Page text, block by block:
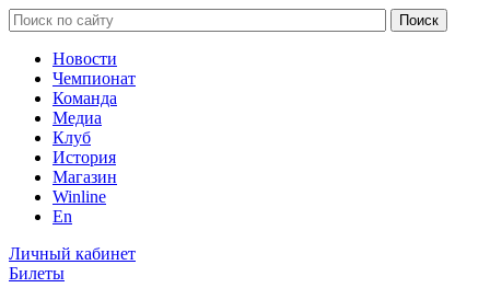
Новости
Чемпионат
Команда
Медиа
Клуб
История
Магазин
Winline
En
Личный кабинет
Билеты